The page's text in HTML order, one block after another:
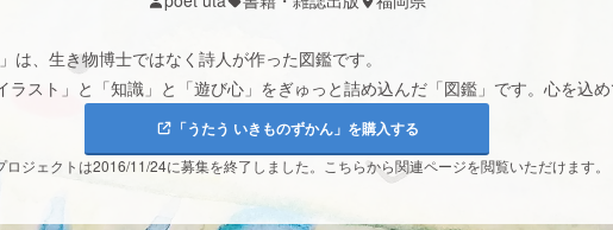
書籍・雑誌出版 アニメ・漫画
チャレンジ ビューティー・ヘルスケア
は、生き物博士ではなく詩人が作った図鑑です。
スト」と「知識」と「遊び心」をぎゅっと詰め込んだ「図鑑」です。心を込め
「うたう いきものずかん」を購入する
ロジェクトは2016/11/24に募集を終了しました。こちらから関連ページを閲覧いただけます。